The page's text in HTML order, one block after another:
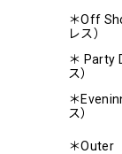
＊Off
レス）
＊ Party
ス）
＊
ス）
＊Outer